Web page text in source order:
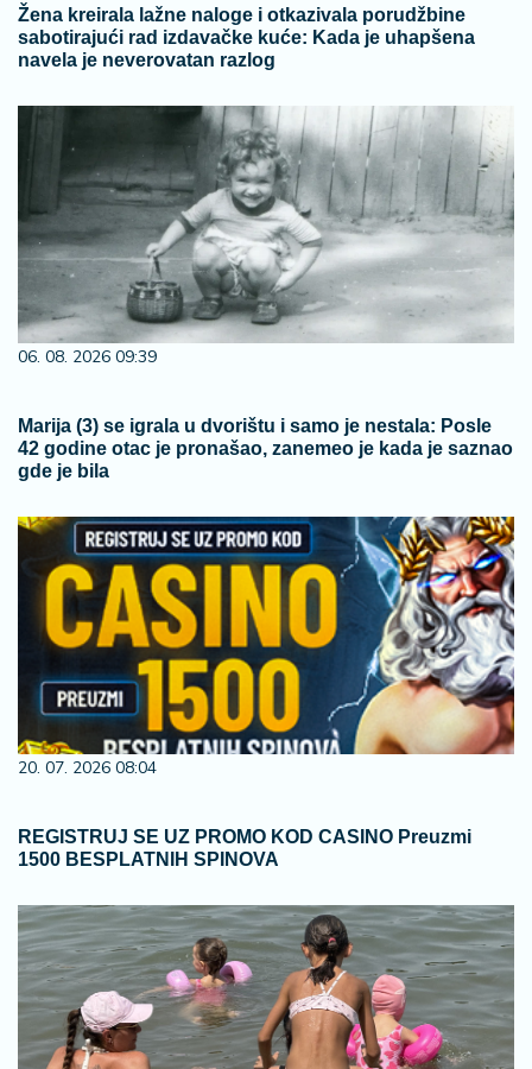
Žena kreirala lažne naloge i otkazivala porudžbine
sabotirajući rad izdavačke kuće: Kada je uhapšena
navela je neverovatan razlog
06. 08. 2026 09:39
Marija (3) se igrala u dvorištu i samo je nestala: Posle
42 godine otac je pronašao, zanemeo je kada je saznao
gde je bila
20. 07. 2026 08:04
REGISTRUJ SE UZ PROMO KOD CASINO Preuzmi
1500 BESPLATNIH SPINOVA